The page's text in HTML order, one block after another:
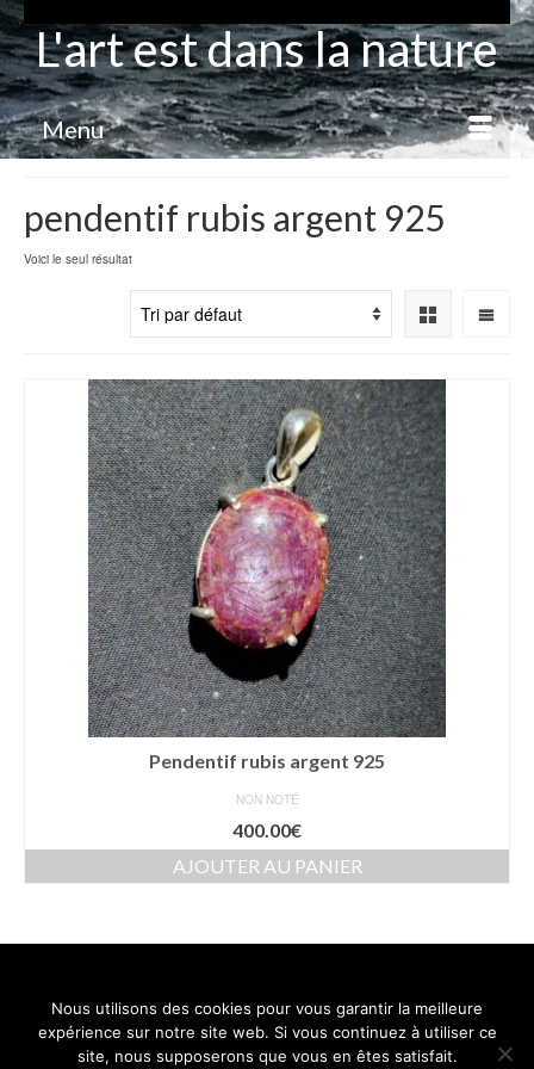
L'art est dans la nature
Menu
pendentif rubis argent 925
Voici le seul résultat
Pendentif rubis argent 925
NON NOTÉ
400.00€
AJOUTER AU PANIER
Contact
Conditions générales de vente
Politique de confidentialité
Nous utilisons des cookies pour vous garantir la meilleure
expérience sur notre site web. Si vous continuez à utiliser ce
site, nous supposerons que vous en êtes satisfait.